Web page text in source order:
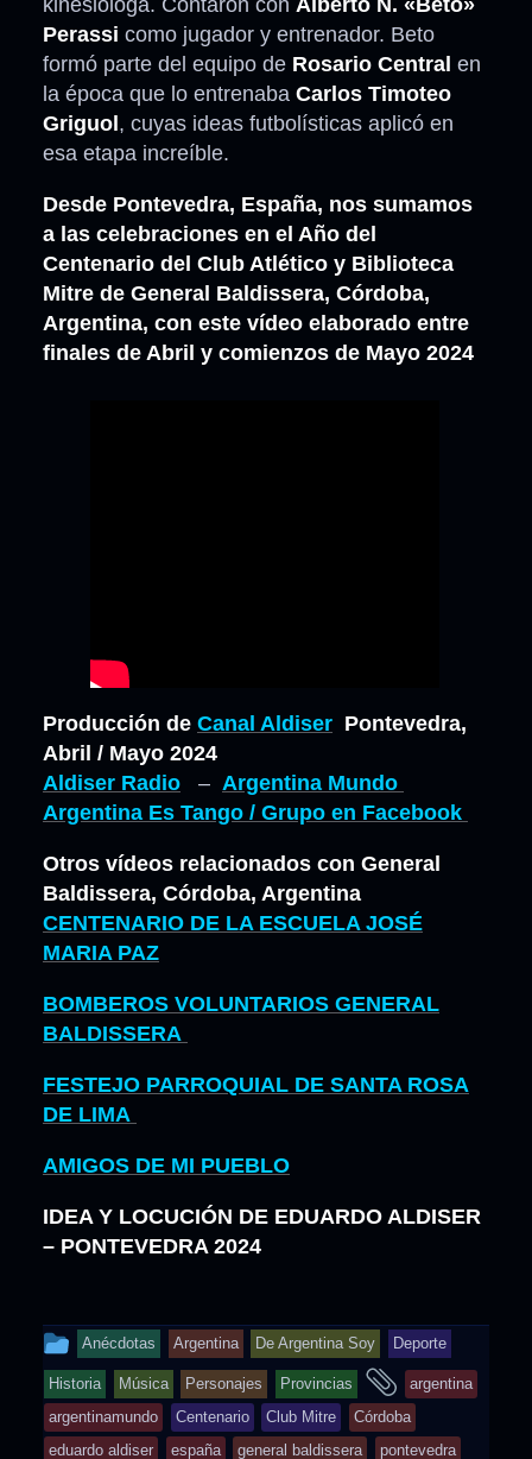
kinesióloga. Contaron con Alberto N. «Beto»
Perassi como jugador y entrenador. Beto
formó parte del equipo de Rosario Central en
la época que lo entrenaba Carlos Timoteo
Griguol , cuyas ideas futbolísticas aplicó en
esa etapa increíble.
Desde Pontevedra, España, nos sumamos
a las celebraciones en el Año del
Centenario del Club Atlético y Biblioteca
Mitre de General Baldissera, Córdoba,
Argentina, con este vídeo elaborado entre
finales de Abril y comienzos de Mayo 2024
Producción de Canal Aldiser Pontevedra,
Abril / Mayo 2024
Aldiser Radio – Argentina Mundo
Argentina Es Tango / Grupo en Facebook
Otros vídeos relacionados con General
Baldissera, Córdoba, Argentina
CENTENARIO DE LA ESCUELA JOSÉ
MARIA PAZ
BOMBEROS VOLUNTARIOS GENERAL
BALDISSERA
FESTEJO PARROQUIAL DE SANTA ROSA
DE LIMA
AMIGOS DE MI PUEBLO
IDEA Y LOCUCIÓN DE EDUARDO ALDISER
– PONTEVEDRA 2024
This
entry
was
posted
Anécdotas Argentina De Argentina Soy Deporte
Historia Música Personajes Provincias
and
tagged
argentina
argentinamundo
Centenario Club Mitre
Córdoba
eduardo aldiser
españa general baldissera pontevedra